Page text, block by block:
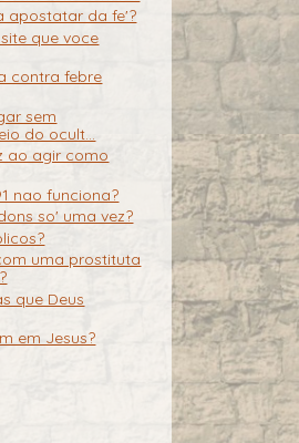
apostatar da fe'?
que voce
contra febre
sem
do ocult...
ao agir como
nao funciona?
so' uma vez?
uma prostituta
que Deus
em Jesus?